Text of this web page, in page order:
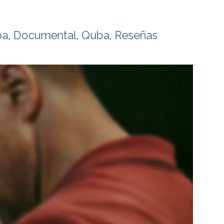
Documental Quba Reseñas